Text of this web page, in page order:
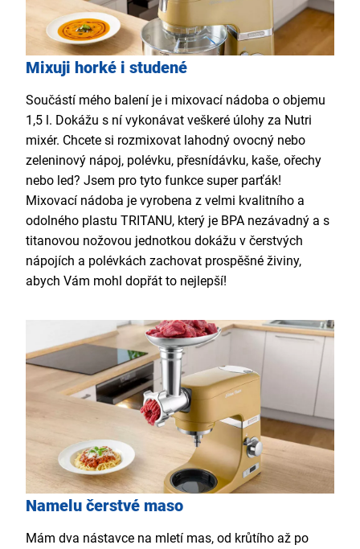
Mixuji horké i studené
Součástí mého balení je i mixovací nádoba o objemu
1,5 l. Dokážu s ní vykonávat veškeré úlohy za Nutri
mixér. Chcete si rozmixovat lahodný ovocný nebo
zeleninový nápoj, polévku, přesnídávku, kaše, ořechy
nebo led? Jsem pro tyto funkce super parťák!
Mixovací nádoba je vyrobena z velmi kvalitního a
odolného plastu TRITANU, který je BPA nezávadný a s
titanovou nožovou jednotkou dokážu v čerstvých
nápojích a polévkách zachovat prospěšné živiny,
abych Vám mohl dopřát to nejlepší!
Namelu čerstvé maso
Mám dva nástavce na mletí mas, od krůtího až po